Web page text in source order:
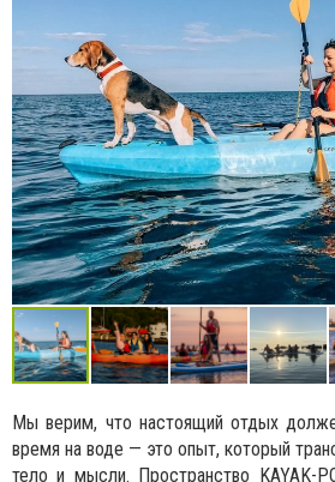
Мы верим, что настоящий отдых
время на воде — это опыт, который
тело и мысли. Пространство KAYAK-